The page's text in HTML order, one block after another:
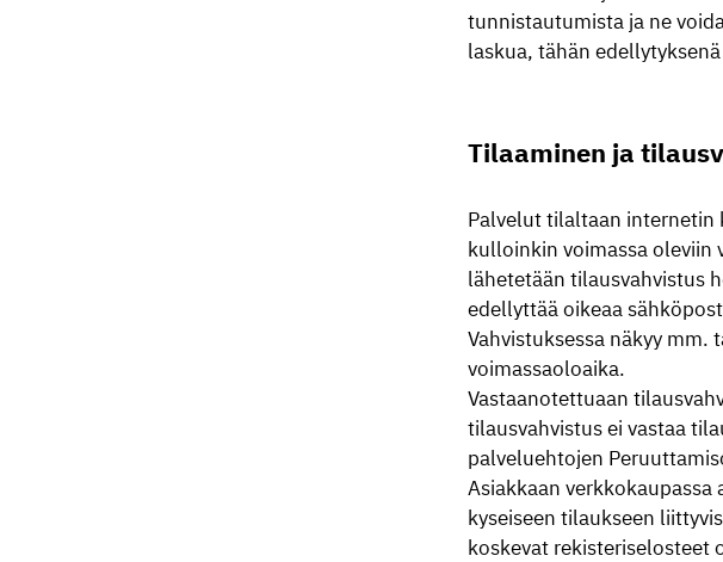
tunnistautumista ja ne
laskua, tähän
Tilaaminen ja
Palvelut tilaltaan
kulloinkin voimassa oleviin
lähetetään tilausvahvistus
edellyttää oikeaa
Vahvistuksessa näkyy
voimassaoloaika.
Vastaanotettuaan
tilausvahvistus ei vastaa
palveluehtojen
Asiakkaan
kyseiseen tilaukseen
koskevat rekisteriselosteet